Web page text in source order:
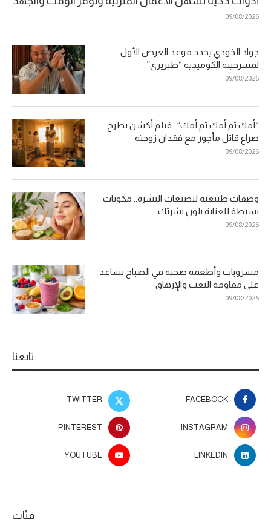
09/08/2026
جواد الخودي يحدد موعد العرض الأول
لمسرحيته الكوميدية “طيريري”
09/08/2026
“أمك ثم أمك ثم أمك”.. فيلم أكشن يطرح
صراع قاتل مأجور مع فقدان زوجته
09/08/2026
وصفات طبيعية لتصبغات البشرة.. مكونات
بسيطة للعناية بلون بشرتك
09/08/2026
مشروبات وأطعمة صحية في الصباح تساعد
على مقاومة التعب والإرهاق
09/08/2026
تابعنا
FACEBOOK
TWITTER
INSTAGRAM
PINTEREST
LINKEDIN
YOUTUBE
فئات